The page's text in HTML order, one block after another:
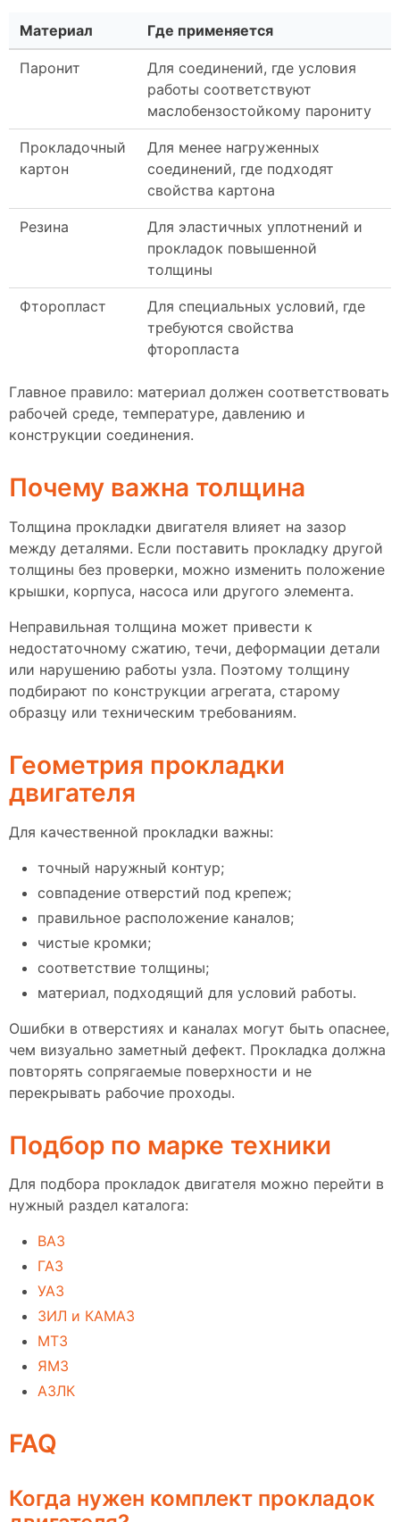
Материал Где применяется
Паронит
Для соединений, где условия
работы соответствуют
маслобензостойкому парониту
Прокладочный
картон
Для менее нагруженных
соединений, где подходят
свойства картона
Резина
Для эластичных уплотнений и
прокладок повышенной
толщины
Фторопласт
Для специальных условий, где
требуются свойства
фторопласта
Главное правило: материал должен соответствовать
рабочей среде, температуре, давлению и
конструкции соединения.
Почему важна толщина
Толщина прокладки двигателя влияет на зазор
между деталями. Если поставить прокладку другой
толщины без проверки, можно изменить положение
крышки, корпуса, насоса или другого элемента.
Неправильная толщина может привести к
недостаточному сжатию, течи, деформации детали
или нарушению работы узла. Поэтому толщину
подбирают по конструкции агрегата, старому
образцу или техническим требованиям.
Геометрия прокладки
двигателя
Для качественной прокладки важны:
точный наружный контур;
совпадение отверстий под крепеж;
правильное расположение каналов;
чистые кромки;
соответствие толщины;
материал, подходящий для условий работы.
Ошибки в отверстиях и каналах могут быть опаснее,
чем визуально заметный дефект. Прокладка должна
повторять сопрягаемые поверхности и не
перекрывать рабочие проходы.
Подбор по марке техники
Для подбора прокладок двигателя можно перейти в
нужный раздел каталога:
ВАЗ
ГАЗ
УАЗ
ЗИЛ и КАМАЗ
МТЗ
ЯМЗ
АЗЛК
FAQ
Когда нужен комплект прокладок